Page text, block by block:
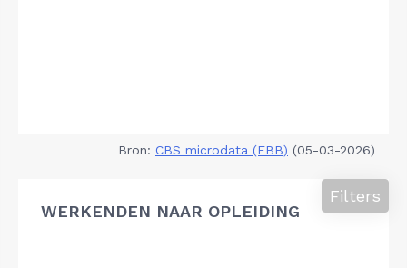
Bron: CBS microdata (EBB) (05-03-2026)
WERKENDEN NAAR OPLEIDING
Filters